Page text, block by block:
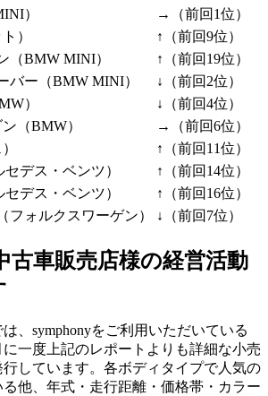
）
→（前回1位）
）
↑（前回9位）
（BMW MINI）
↑（前回19位）
バー（BMW MINI）
↓（前回2位）
）
↓（前回4位）
（BMW）
→（前回6位）
↑（前回11位）
デス・ベンツ）
↑（前回14位）
デス・ベンツ）
↑（前回16位）
フォルクスワーゲン） ↓（前回7位）
古車販売店様の経営活動
、symphonyをご利用いただいている
一度上記のレポートよりも詳細な小売
しています。各ボディタイプで人気の
他、年式・走行距離・価格帯・カラー